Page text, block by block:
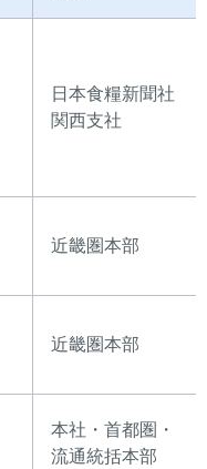
日本食糧新聞社
関西支社
近畿圏本部
近畿圏本部
本社・首都圏・
流通統括本部